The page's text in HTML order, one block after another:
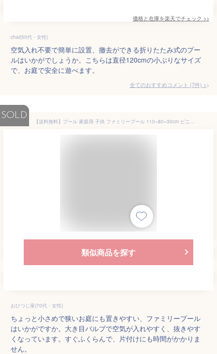
価格と在庫を楽天でチェック >>
chai(50代・女性)
空気入れ不要で簡単に設置、撤去ができる折りたたみ式のプー
ルはいかがでしょうか。こちらは直径120cmの小ぶりなサイズ
で、お庭で安全に遊べます。
全てのおすすめコメント (7件) >
SOLD
【送料無料】プール 家庭用 子供 ファミリープール 110×80×30cm ビニールプール 子供用 深い 深め 子供 こども 熱中症 対策 小型 大型 小さめ 大きめ 丈夫 おうちプール お家プール おしゃれ 「送料無料」
類似商品を探す
おひつじ座(70代・女性)
ちょっと小さめで狭いお庭にも置きやすい、ファミリープール
はいかがですか。大き目バルブで空気が入れやすく、抜きやす
くなっています。すぐふくらんで、片付けにも時間がかかりま
せん。